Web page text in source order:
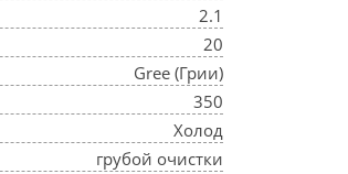
2.1
20
Gree (Грии)
350
Холод
грубой очистки